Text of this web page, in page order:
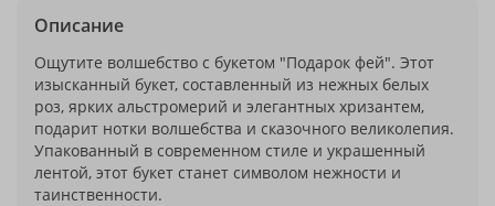
Описание
Ощутите волшебство с букетом "Подарок фей". Этот
изысканный букет, составленный из нежных белых
роз, ярких альстромерий и элегантных хризантем,
подарит нотки волшебства и сказочного великолепия.
Упакованный в современном стиле и украшенный
лентой, этот букет станет символом нежности и
таинственности.